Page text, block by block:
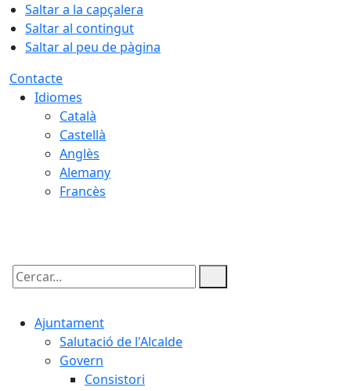
Saltar a la capçalera
Saltar al contingut
Saltar al peu de pàgina
Contacte
Idiomes
Català
Castellà
Anglès
Alemany
Francès
Cercar:
Ajuntament
Salutació de l'Alcalde
Govern
Consistori